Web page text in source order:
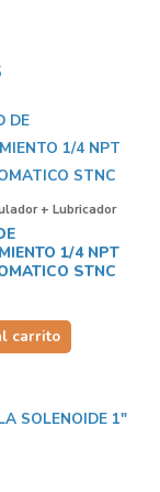
+ Lubricador
1/4 NPT
STNC
carrito